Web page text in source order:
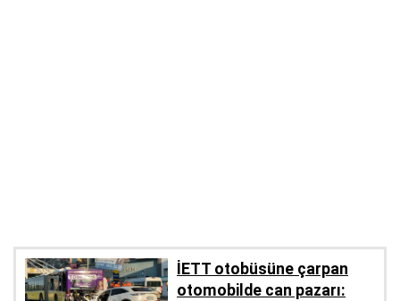
İETT otobüsüne çarpan
otomobilde can pazarı: